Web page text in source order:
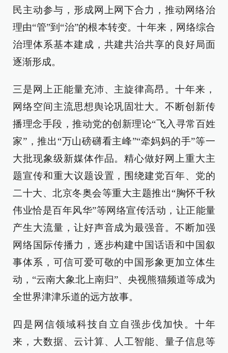
民主动参与，形成网上网下合力，推动网络治
理由“管”到“治”的根本转变。十年来，网络综合
治理体系基本建成，共建共治共享的良好局面
逐渐形成。
三是网上正能量充沛、主旋律高昂。十年来，
网络空间主流思想舆论巩固壮大。不断创新传
播理念手段，推动党的创新理论“飞入寻常百姓
家”，推出“万山磅礴看主峰”“牵妈妈的手”等一
大批现象级新媒体作品。精心做好网上重大主
题宣传和重大议题设置，围绕建党百年、党的
二十大、北京冬奥会等重大主题推出“胸怀千秋
伟业恰是百年风华”等网络宣传活动，让正能量
产生大流量，让好声音成为最强音。不断加强
网络国际传播力，逐步构建中国话语和中国叙
事体系，可信可爱可敬的中国形象更加立体生
动，“云南大象北上南归”、央视熊猫频道等成为
全世界津津乐道的远方故事。
四是网信领域科技自立自强步伐加快。十年
来，大数据、云计算、人工智能、量子信息等